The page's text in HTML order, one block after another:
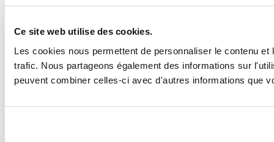
Ce site web utilise des cookies.
Les cookies nous permettent de personnaliser le contenu
trafic. Nous partageons également des informations sur
peuvent combiner celles-ci avec d'autres informations que